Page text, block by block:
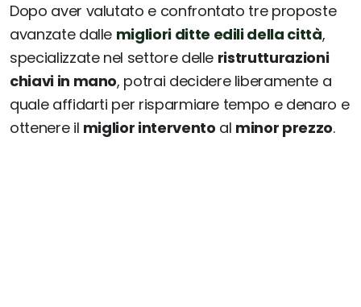
Dopo aver valutato e confrontato tre proposte
avanzate dalle migliori ditte edili della città,
specializzate nel settore delle ristrutturazioni
chiavi in mano, potrai decidere liberamente a
quale affidarti per risparmiare tempo e denaro e
ottenere il miglior intervento al minor prezzo.